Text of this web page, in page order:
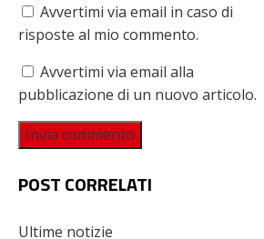
Avvertimi via email in caso di
risposte al mio commento.
Avvertimi via email alla
pubblicazione di un nuovo articolo.
POST CORRELATI
Ultime notizie